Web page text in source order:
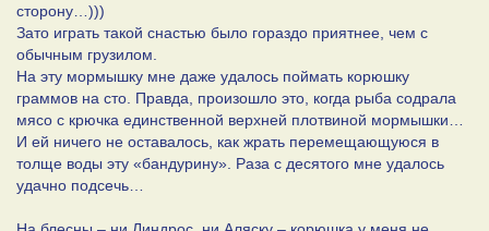
сторону…)))
Зато играть такой снастью было гораздо приятнее, чем с
обычным грузилом.
На эту мормышку мне даже удалось поймать корюшку
граммов на сто. Правда, произошло это, когда рыба содрала
мясо с крючка единственной верхней плотвиной мормышки…
И ей ничего не оставалось, как жрать перемещающуюся в
толще воды эту «бандурину». Раза с десятого мне удалось
удачно подсечь…